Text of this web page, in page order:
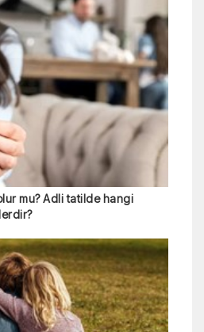
mu? Adli tatilde hangi